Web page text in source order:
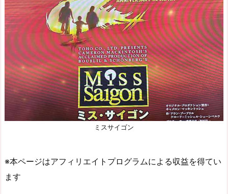
ミスサイゴン
※本ページはアフィリエイトプログラムによる収益を得てい
ます